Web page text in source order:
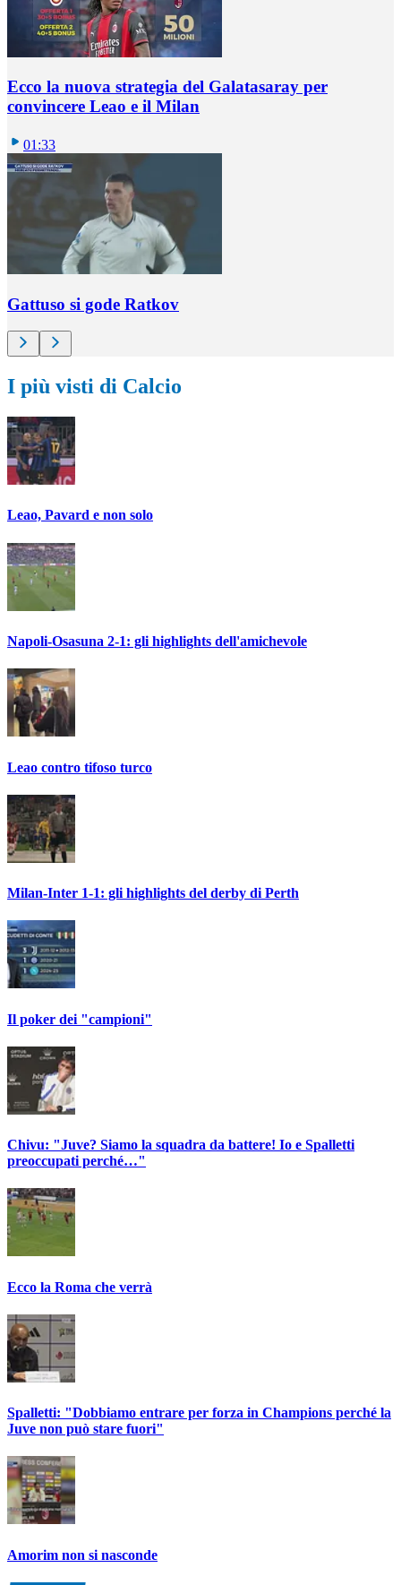
Ecco la nuova strategia del Galatasaray per
convincere Leao e il Milan
01:33
Gattuso si gode Ratkov
I più visti di Calcio
Leao, Pavard e non solo
Napoli-Osasuna 2-1: gli highlights dell'amichevole
Leao contro tifoso turco
Milan-Inter 1-1: gli highlights del derby di Perth
Il poker dei "campioni"
Chivu: "Juve? Siamo la squadra da battere! Io e Spalletti
preoccupati perché…"
Ecco la Roma che verrà
Spalletti: "Dobbiamo entrare per forza in Champions perché la
Juve non può stare fuori"
Amorim non si nasconde